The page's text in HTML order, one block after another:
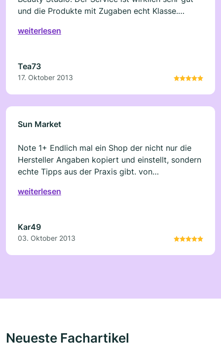
und die Produkte mit Zugaben echt Klasse.
weiterlesen
Tea73
17. Oktober 2013
Sun Market
Note 1+ Endlich mal ein Shop der nicht nur die
Hersteller Angaben kopiert und einstellt, sondern
echte Tipps aus der Praxis gibt. von
weiterlesen
Kar49
03. Oktober 2013
Neueste Fachartikel